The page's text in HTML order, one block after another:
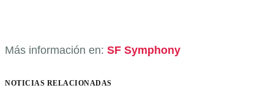
Más información en: SF Symphony
NOTICIAS RELACIONADAS